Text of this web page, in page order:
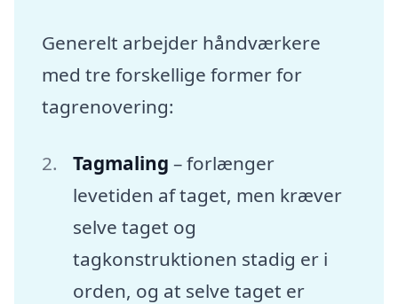
Generelt arbejder håndværkere
med tre forskellige former for
tagrenovering:
Tagmaling – forlænger
levetiden af taget, men kræver
selve taget og
tagkonstruktionen stadig er i
orden, og at selve taget er